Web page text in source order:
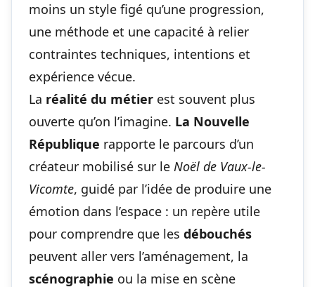
moins un style figé qu’une progression,
une méthode et une capacité à relier
contraintes techniques, intentions et
expérience vécue.
La réalité du métier est souvent plus
ouverte qu’on l’imagine. La Nouvelle
République rapporte le parcours d’un
créateur mobilisé sur le Noël de Vaux-le-
Vicomte, guidé par l’idée de produire une
émotion dans l’espace : un repère utile
pour comprendre que les débouchés
peuvent aller vers l’aménagement, la
scénographie ou la mise en scène